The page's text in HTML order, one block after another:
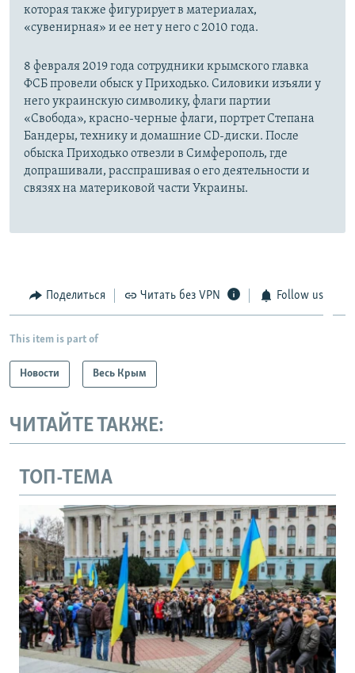
которая также фигурирует в материалах,
«сувенирная» и ее нет у него с 2010 года.
8 февраля 2019 года сотрудники крымского главка
ФСБ провели обыск у Приходько. Силовики изъяли у
него украинскую символику, флаги партии
«Свобода», красно-черные флаги, портрет Степана
Бандеры, технику и домашние CD-диски. После
обыска Приходько отвезли в Симферополь, где
допрашивали, расспрашивая о его деятельности и
связях на материковой части Украины.
Поделиться Читать без VPN Follow us
This item is part of
Новости Весь Крым
ЧИТАЙТЕ ТАКЖЕ:
ТОП-ТЕМА